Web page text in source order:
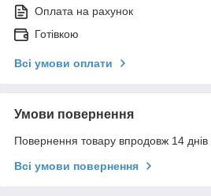
Оплата на рахунок
Готівкою
Всі умови оплати
Умови повернення
Повернення товару впродовж 14 днів
Всі умови повернення